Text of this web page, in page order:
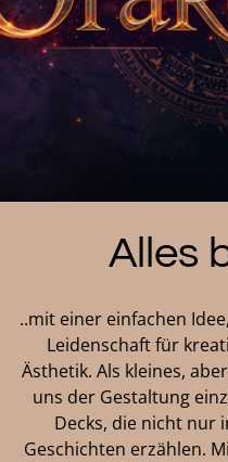
Alles
..mit einer einfachen
Leidenschaft für
Ästhetik. Als kleines,
uns der Gestaltung
Decks, die nicht nur
Geschichten erzählen.